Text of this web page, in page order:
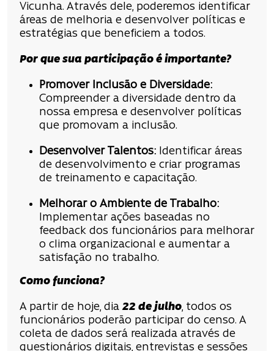
Vicunha. Através dele, poderemos identificar
áreas de melhoria e desenvolver políticas e
estratégias que beneficiem a todos.
Por que sua participação é importante?
Promover Inclusão e Diversidade:
Compreender a diversidade dentro da
nossa empresa e desenvolver políticas
que promovam a inclusão.
Desenvolver Talentos: Identificar áreas
de desenvolvimento e criar programas
de treinamento e capacitação.
Melhorar o Ambiente de Trabalho:
Implementar ações baseadas no
feedback dos funcionários para melhorar
o clima organizacional e aumentar a
satisfação no trabalho.
Como funciona?
A partir de hoje, dia 22 de julho, todos os
funcionários poderão participar do censo. A
coleta de dados será realizada através de
questionários digitais, entrevistas e sessões